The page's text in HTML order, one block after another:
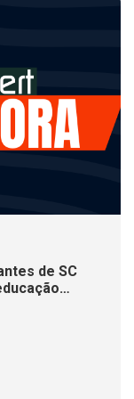
de SC